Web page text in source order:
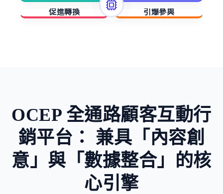
擁有與成就 歸屬與賦能
促進轉換 引爆參與
OCEP 全通路顧客互動行
銷平台： 兼具「內容創
意」與「數據整合」的核
心引擎